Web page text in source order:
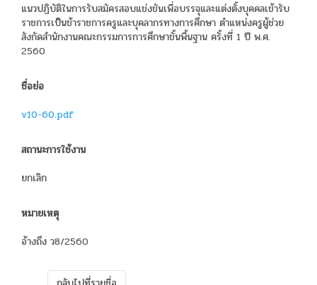
แนวปฏิบัติในการรับสมัครสอบแข่งขันเพื่อบรรจุและแต่งตั้งบุคคลเข้ารับ
ราชการเป็นข้าราชการครูและบุคลากรทางการศึกษา ตำแหน่งครูผู้ช่วย
สังกัดสำนักงานคณะกรรมการการศึกษาขั้นพื้นฐาน ครั้งที่ 1 ปี พ.ศ.
2560
ชื่อย่อ
v10-60.pdf
สถานะการใช้งาน
ยกเลิก
หมายเหตุ
อ้างถึง ว8/2560